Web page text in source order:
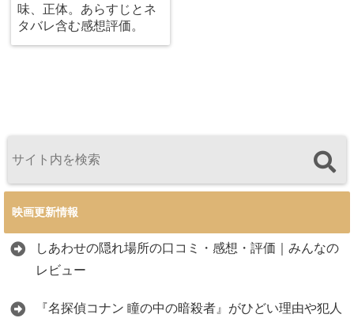
味、正体。あらすじとネ
タバレ含む感想評価。
映画更新情報
しあわせの隠れ場所の口コミ・感想・評価｜みんなの
レビュー
『名探偵コナン 瞳の中の暗殺者』がひどい理由や犯人